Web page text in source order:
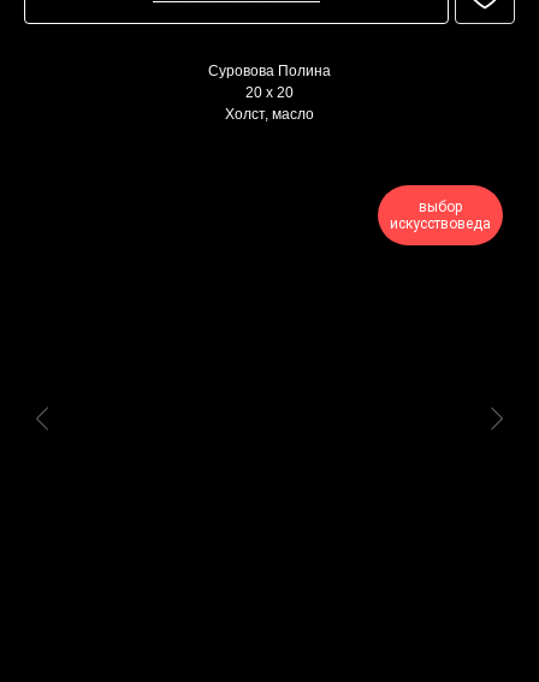
Суровова Полина
20 x 20
Холст, масло
выбор
искусствоведа